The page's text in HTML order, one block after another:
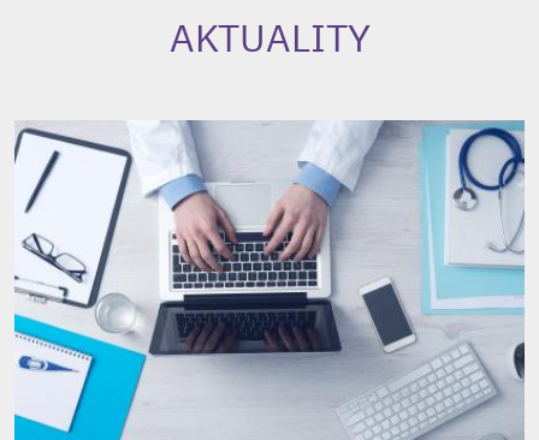
AKTUALITY